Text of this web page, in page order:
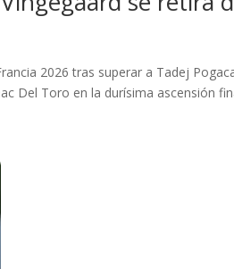
2026 tras superar a Tadej
Del Toro en la durísima ascensión